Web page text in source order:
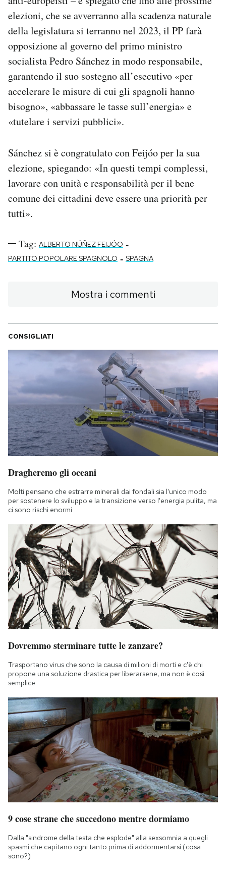
elezioni, che se avverranno alla scadenza naturale
della legislatura si terranno nel 2023, il PP farà
opposizione al governo del primo ministro
socialista Pedro Sánchez in modo responsabile,
garantendo il suo sostegno all’esecutivo «per
accelerare le misure di cui gli spagnoli hanno
bisogno», «abbassare le tasse sull’energia» e
«tutelare i servizi pubblici».
Sánchez si è congratulato con Feijóo per la sua
elezione, spiegando: «In questi tempi complessi,
lavorare con unità e responsabilità per il bene
comune dei cittadini deve essere una priorità per
tutti».
Tag: ALBERTO NÚÑEZ FEIJÓO -
PARTITO POPOLARE SPAGNOLO - SPAGNA
Mostra i commenti
CONSIGLIATI
Dragheremo gli oceani
Molti pensano che estrarre minerali dai fondali sia l'unico modo
per sostenere lo sviluppo e la transizione verso l'energia pulita, ma
ci sono rischi enormi
Dovremmo sterminare tutte le zanzare?
Trasportano virus che sono la causa di milioni di morti e c'è chi
propone una soluzione drastica per liberarsene, ma non è così
semplice
9 cose strane che succedono mentre dormiamo
Dalla "sindrome della testa che esplode" alla sexsomnia a quegli
spasmi che capitano ogni tanto prima di addormentarsi (cosa
sono?)